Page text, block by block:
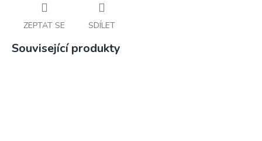
ZEPTAT SE SDÍLET
Související produkty